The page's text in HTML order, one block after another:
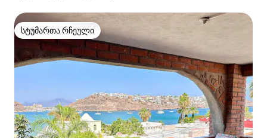
სტუმართა რჩეული
სტუმართა რჩეული